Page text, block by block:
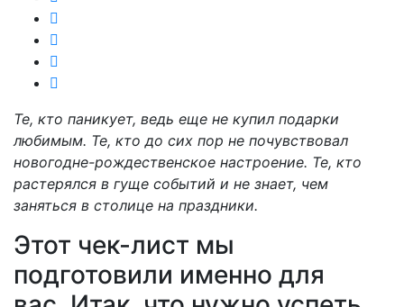
Те, кто паникует, ведь еще не купил подарки
любимым. Те, кто до сих пор не почувствовал
новогодне-рождественское настроение. Те, кто
растерялся в гуще событий и не знает, чем
заняться в столице на праздники.
Этот чек-лист мы
подготовили именно для